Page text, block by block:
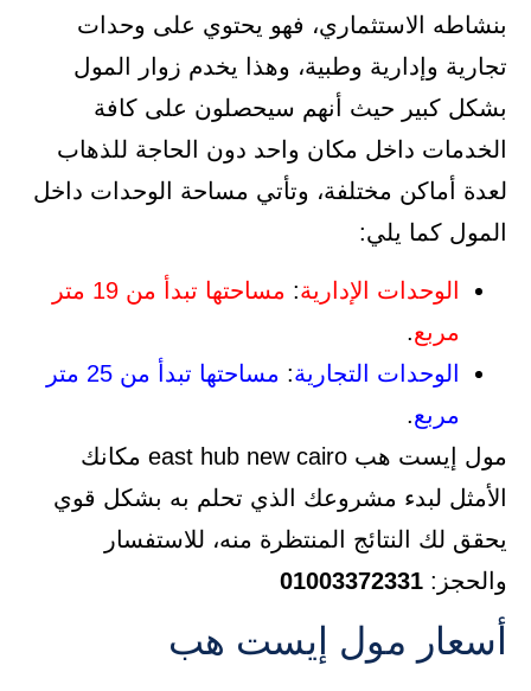
بنشاطه الاستثماري، فهو يحتوي على وحدات
تجارية وإدارية وطبية، وهذا يخدم زوار المول
بشكل كبير حيث أنهم سيحصلون على كافة
الخدمات داخل مكان واحد دون الحاجة للذهاب
لعدة أماكن مختلفة، وتأتي مساحة الوحدات داخل
المول كما يلي:
الوحدات الإدارية:
مساحتها تبدأ من 19 متر
مربع.
الوحدات التجارية:
مساحتها تبدأ من 25 متر
مربع.
مول إيست هب east hub new cairo مكانك
الأمثل لبدء مشروعك الذي تحلم به بشكل قوي
يحقق لك النتائج المنتظرة منه، للاستفسار
والحجز: 01003372331
أسعار مول إيست هب